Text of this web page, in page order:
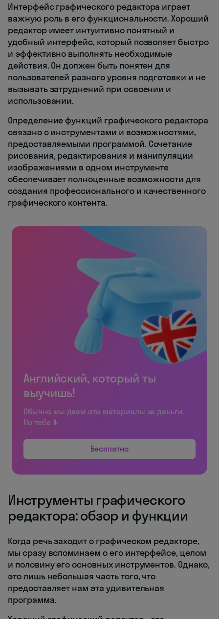
Интерфейс графического редактора играет
важную роль в его функциональности. Хороший
редактор имеет интуитивно понятный и
удобный интерфейс, который позволяет быстро
и эффективно выполнять необходимые
действия. Он должен быть понятен для
пользователей разного уровня подготовки и не
вызывать затруднений при освоении и
использовании.
Определение функций графического редактора
связано с инструментами и возможностями,
предоставляемыми программой. Сочетание
рисования, редактирования и манипуляции
изображениями в одном инструменте
обеспечивает полноценные возможности для
создания профессионального и качественного
графического контента.
Английский, который ты
выучишь!
Обычно мы даём эти материалы за деньги.
Но тебе ⬇️
Бесплатно
Инструменты графического
редактора: обзор и функции
Когда речь заходит о графическом редакторе,
мы сразу вспоминаем о его интерфейсе, целом
и половину его основных инструментов. Однако,
это лишь небольшая часть того, что
предоставляет нам эта удивительная
программа.